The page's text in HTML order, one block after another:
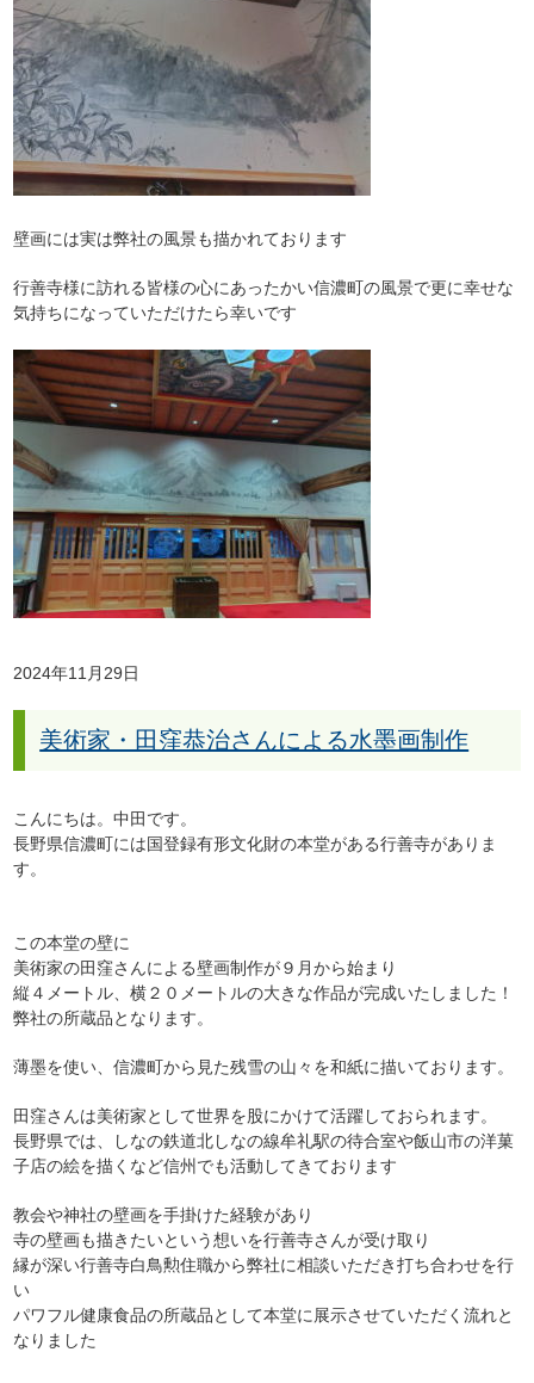
壁画には実は弊社の風景も描かれております
行善寺様に訪れる皆様の心にあったかい信濃町の風景で更に幸せな
気持ちになっていただけたら幸いです
2024年11月29日
美術家・田窪恭治さんによる水墨画制作
こんにちは。中田です。
長野県信濃町には国登録有形文化財の本堂がある行善寺がありま
す。
この本堂の壁に
美術家の田窪さんによる壁画制作が９月から始まり
縦４メートル、横２０メートルの大きな作品が完成いたしました！
弊社の所蔵品となります。
薄墨を使い、信濃町から見た残雪の山々を和紙に描いております。
田窪さんは美術家として世界を股にかけて活躍しておられます。
長野県では、しなの鉄道北しなの線牟礼駅の待合室や飯山市の洋菓
子店の絵を描くなど信州でも活動してきております
教会や神社の壁画を手掛けた経験があり
寺の壁画も描きたいという想いを行善寺さんが受け取り
縁が深い行善寺白鳥勲住職から弊社に相談いただき打ち合わせを行
い
パワフル健康食品の所蔵品として本堂に展示させていただく流れと
なりました